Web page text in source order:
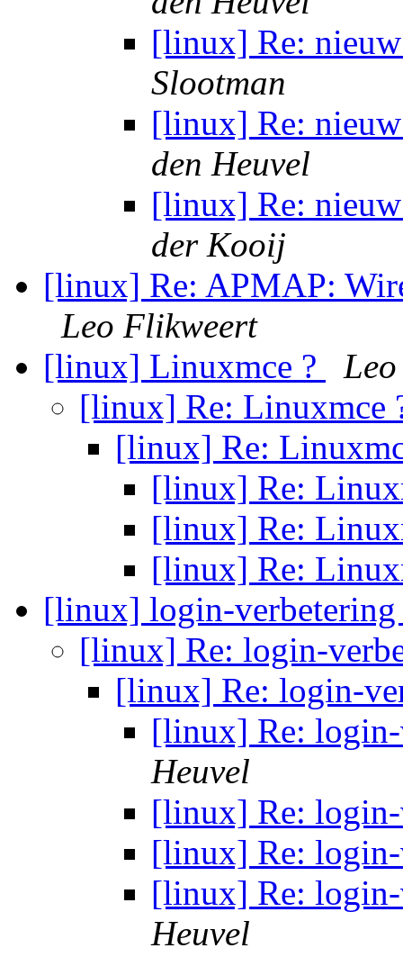
[linux] Re:
Slootman
[linux] Re:
den Heuvel
[linux] Re:
der Kooij
[linux] Re: APMAP:
Leo Flikweert
[linux] Linuxmce ?
[linux] Re: Linuxmce
[linux] Re:
[linux] Re:
[linux] Re:
[linux] Re:
[linux] login-
[linux] Re: login-
[linux] Re: login-
[linux] Re:
Heuvel
[linux] Re:
[linux] Re:
[linux] Re:
Heuvel